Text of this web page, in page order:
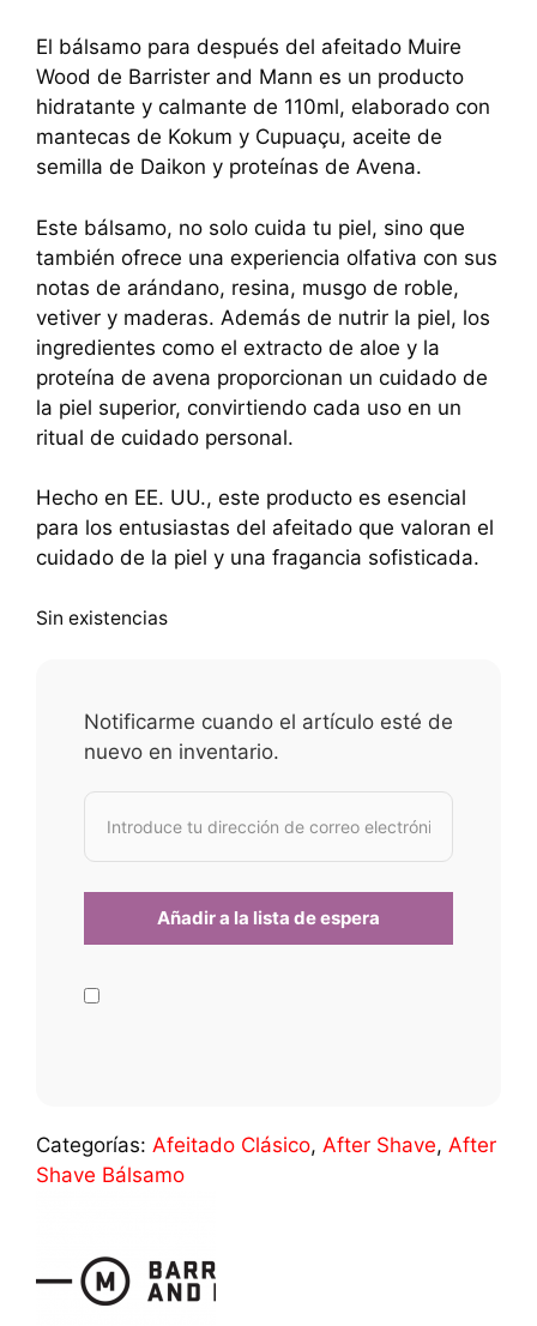
El bálsamo para después del afeitado Muire
Wood de Barrister and Mann es un producto
hidratante y calmante de 110ml, elaborado con
mantecas de Kokum y Cupuaçu, aceite de
semilla de Daikon y proteínas de Avena.
Este bálsamo, no solo cuida tu piel, sino que
también ofrece una experiencia olfativa con sus
notas de arándano, resina, musgo de roble,
vetiver y maderas. Además de nutrir la piel, los
ingredientes como el extracto de aloe y la
proteína de avena proporcionan un cuidado de
la piel superior, convirtiendo cada uso en un
ritual de cuidado personal.
Hecho en EE. UU., este producto es esencial
para los entusiastas del afeitado que valoran el
cuidado de la piel y una fragancia sofisticada.
Sin existencias
Notificarme cuando el artículo esté de
nuevo en inventario.
Categorías: Afeitado Clásico, After Shave, After
Shave Bálsamo